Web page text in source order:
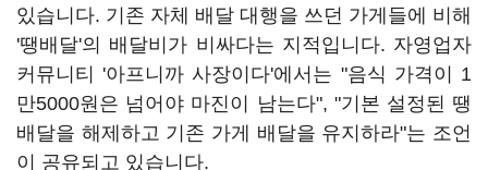
있습니다. 기존 자체 배달 대행을 쓰던 가게들에 비해
'땡배달'의 배달비가 비싸다는 지적입니다. 자영업자
커뮤니티 '아프니까 사장이다'에서는 "음식 가격이 1
만5000원은 넘어야 마진이 남는다", "기본 설정된 땡
배달을 해제하고 기존 가게 배달을 유지하라"는 조언
이 공유되고 있습니다.